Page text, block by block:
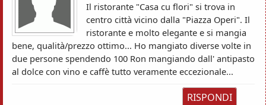
Il ristorante "Casa cu flori" si trova in
centro città vicino dalla "Piazza Operi". Il
ristorante e molto elegante e si mangia
bene, qualità/prezzo ottimo... Ho mangiato diverse volte in
due persone spendendo 100 Ron mangiando dall' antipasto
al dolce con vino e caffè tutto veramente eccezionale...
RISPONDI